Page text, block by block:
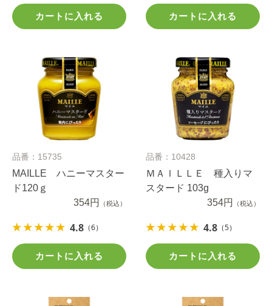
カートに入れる カートに入れる
品番：15735
MAILLE ハニーマスター
ド120ｇ
354円
（税込）
4.8 （6）
カートに入れる
品番：10428
ＭＡＩＬＬＥ 種入りマ
スタード 103g
354円
（税込）
4.8 （5）
カートに入れる